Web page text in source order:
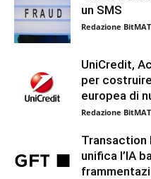
un SMS
Redazione BitMAT
UniCredit,
per
europea di
Redazione BitMAT
Transaction
unifica l’IA